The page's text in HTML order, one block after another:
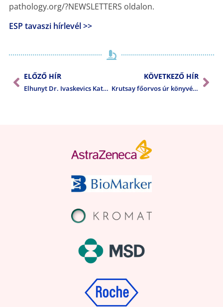
pathology.org/?NEWSLETTERS oldalon.
ESP tavaszi hírlevél >>
ELŐZŐ HÍR
Elhunyt Dr. Ivaskevics Katalin
KÖVETKEZŐ HÍR
Krutsay főorvos úr könyvének bemutatója Budapesten